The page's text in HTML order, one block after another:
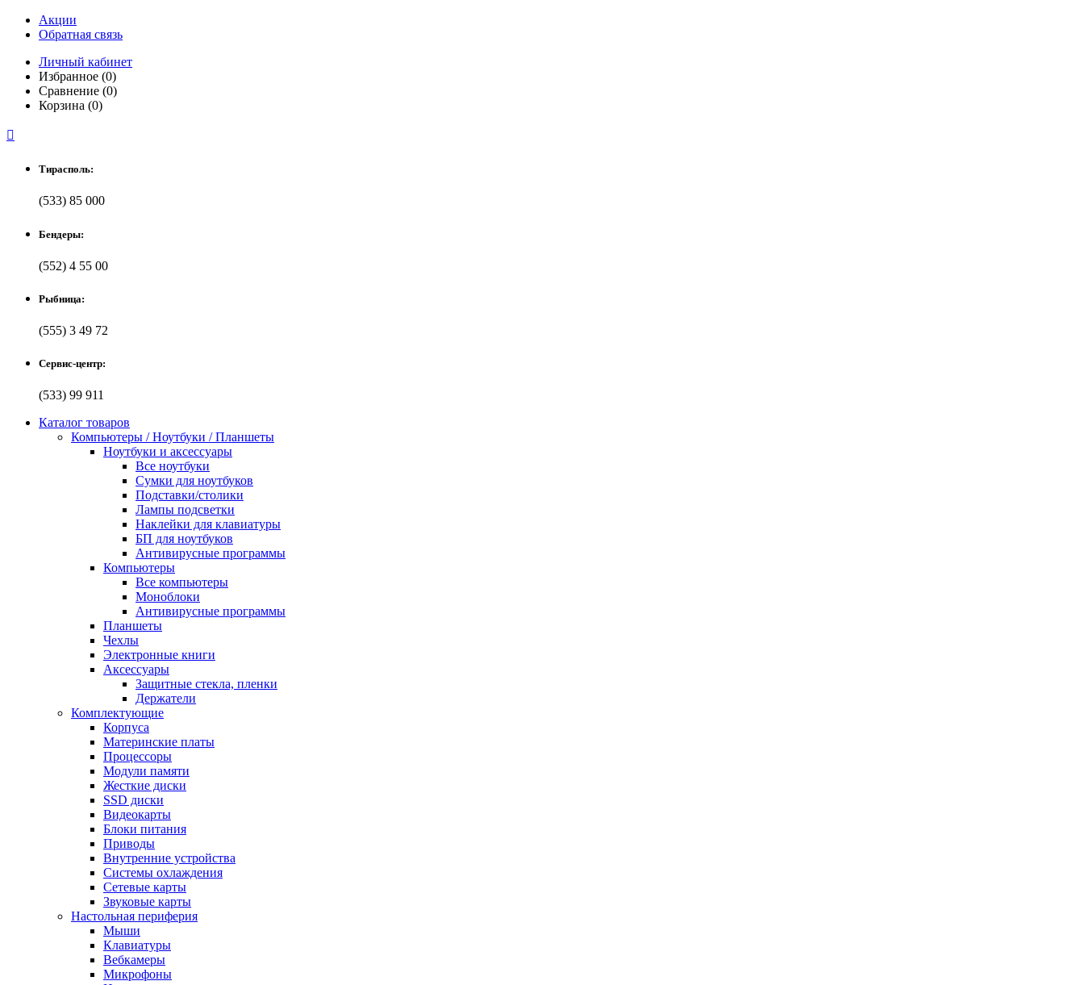
Акции
Обратная связь
Личный кабинет
Избранное (0)
Сравнение (0)
Корзина (0)

Тирасполь:
(533) 85 000
Бендеры:
(552) 4 55 00
Рыбница:
(555) 3 49 72
Сервис-центр:
(533) 99 911
Каталог товаров
Компьютеры / Ноутбуки / Планшеты
Ноутбуки и аксессуары
Все ноутбуки
Сумки для ноутбуков
Подставки/столики
Лампы подсветки
Наклейки для клавиатуры
БП для ноутбуков
Антивирусные программы
Компьютеры
Все компьютеры
Моноблоки
Антивирусные программы
Планшеты
Чехлы
Электронные книги
Аксессуары
Защитные стекла, пленки
Держатели
Комплектующие
Корпуса
Материнские платы
Процессоры
Модули памяти
Жесткие диски
SSD диски
Видеокарты
Блоки питания
Приводы
Внутренние устройства
Системы охлаждения
Сетевые карты
Звуковые карты
Настольная периферия
Мыши
Клавиатуры
Вебкамеры
Микрофоны